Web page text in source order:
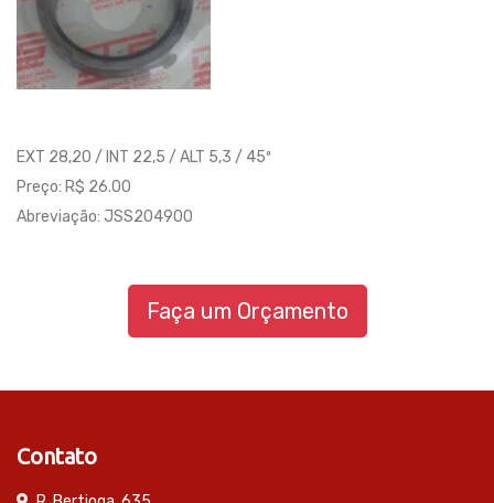
EXT 28,20 / INT 22,5 / ALT 5,3 / 45º
Preço: R$ 26.00
Abreviação: JSS204900
Faça um Orçamento
Contato